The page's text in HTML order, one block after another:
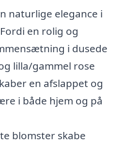
naturlige elegance i
en rolig og
i dusede
lilla/gammel rose
en afslappet og
i både hjem og på
blomster skabe